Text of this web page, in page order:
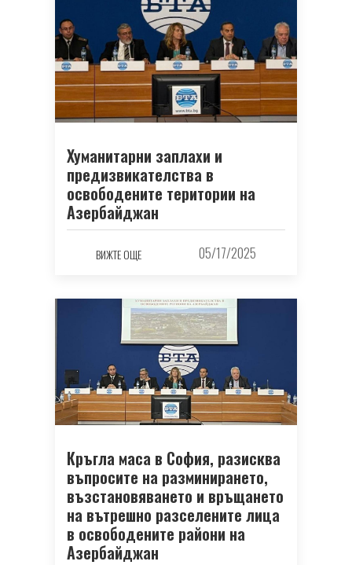
Хуманитарни заплахи и
предизвикателства в
освободените територии на
Азербайджан
ВИЖТЕ ОЩЕ 05/17/2025
Кръгла маса в София, разисква
въпросите на разминирането,
възстановяването и връщането
на вътрешно разселените лица
в освободените райони на
Азербайджан